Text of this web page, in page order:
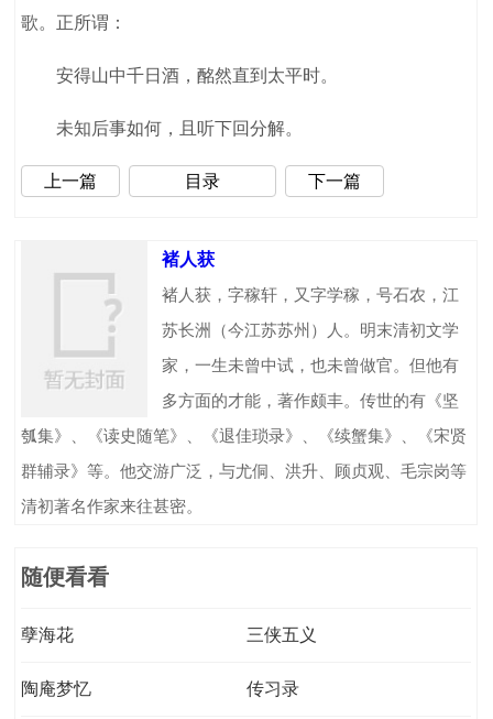
歌。正所谓：
安得山中千日酒，酩然直到太平时。
未知后事如何，且听下回分解。
上一篇 目录 下一篇
褚人获
褚人获，字稼轩，又字学稼，号石农，江
苏长洲（今江苏苏州）人。明末清初文学
家，一生未曾中试，也未曾做官。但他有
多方面的才能，著作颇丰。传世的有《坚
瓠集》、《读史随笔》、《退佳琐录》、《续蟹集》、《宋贤
群辅录》等。他交游广泛，与尤侗、洪升、顾贞观、毛宗岗等
清初著名作家来往甚密。
随便看看
孽海花 三侠五义
陶庵梦忆 传习录